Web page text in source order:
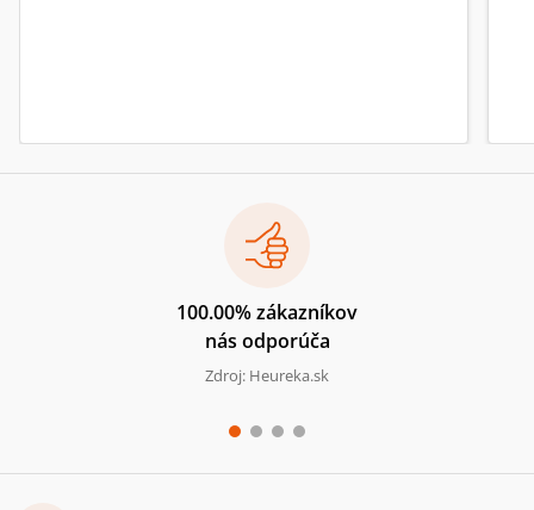
100.00% zákazníkov
nás odporúča
Zdroj: Heureka.sk